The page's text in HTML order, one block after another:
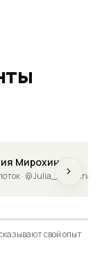
Мирохина
· @Julia_mirohina
свой опыт